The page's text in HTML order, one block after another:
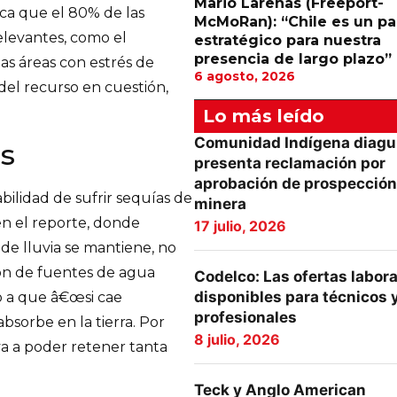
que el 80% de las
como el
áreas con estrés de
recurso en cuestión,
de sufrir sequías de
el reporte, donde
lluvia se mantiene, no
de fuentes de agua
a que â€œsi cae
en la tierra. Por
a poder retener tanta
McMoRan): “Chile es un
estratégico para nuestra
presencia de largo plazo”
6 agosto, 2026
Lo más leído
Comunidad Indígena
presenta reclamación por
aprobación de prospección
minera
17 julio, 2026
Codelco: Las ofertas
disponibles para técnicos
profesionales
8 julio, 2026
Teck y Anglo American